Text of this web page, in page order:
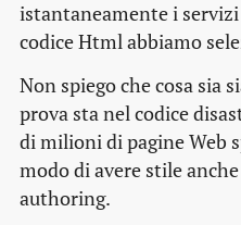
istantaneamente i
codice Html abbiamo
Non spiego che cosa sia
prova sta nel codice
di milioni di pagine Web
modo di avere stile
authoring.